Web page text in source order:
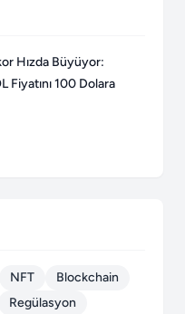
Hızda Büyüyor:
Fiyatını 100 Dolara
NFT
Blockchain
Regülasyon